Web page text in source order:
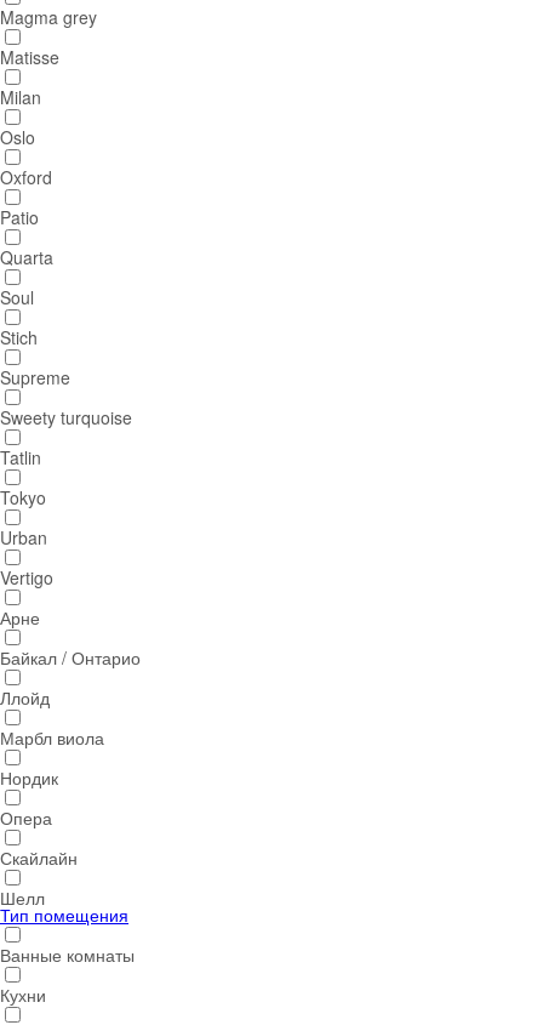
Magma grey
Matisse
Milan
Oslo
Oxford
Patio
Quarta
Soul
Stich
Supreme
Sweety turquoise
Tatlin
Tokyo
Urban
Vertigo
Арне
Байкал / Онтарио
Ллойд
Марбл виола
Нордик
Опера
Скайлайн
Шелл
Тип помещения
Ванные комнаты
Кухни